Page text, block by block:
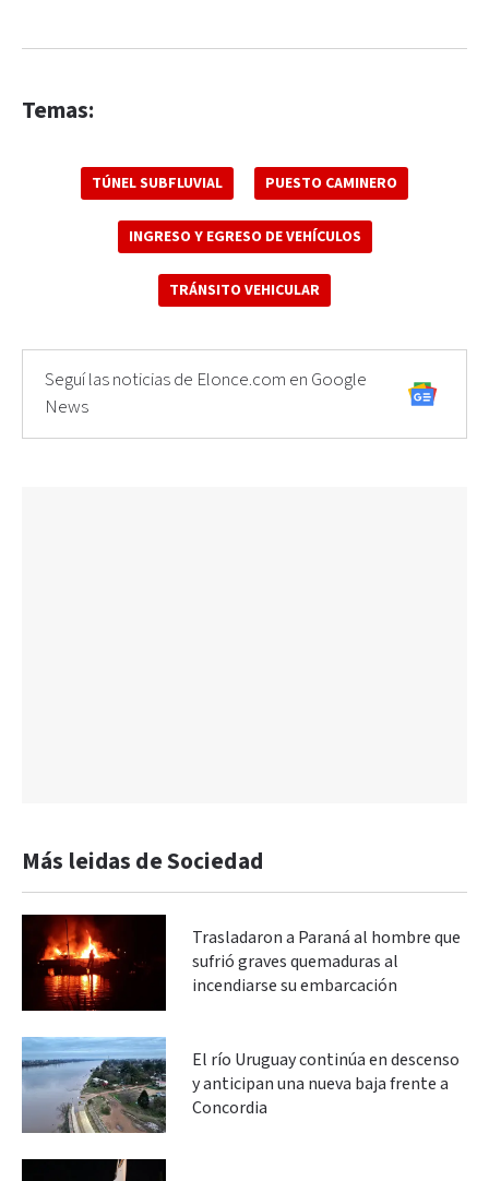
Temas:
TÚNEL SUBFLUVIAL PUESTO CAMINERO
INGRESO Y EGRESO DE VEHÍCULOS
TRÁNSITO VEHICULAR
Seguí las noticias de Elonce.com en Google
News
Más leidas de Sociedad
Trasladaron a Paraná al hombre que
sufrió graves quemaduras al
incendiarse su embarcación
El río Uruguay continúa en descenso
y anticipan una nueva baja frente a
Concordia